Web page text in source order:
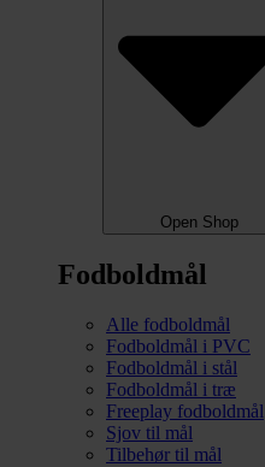
Open Shop
Fodboldmål
Alle fodboldmål
Fodboldmål i PVC
Fodboldmål i stål
Fodboldmål i træ
Freeplay fodboldmål
Sjov til mål
Tilbehør til mål